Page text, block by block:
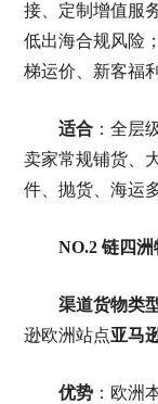
接、定制增值服
低出海合规风险
梯运价、新客福
适合：全层
卖家常规铺货、
件、抛货、海运
NO.2 链四洲
渠道货物类
逊欧洲站点亚马
优势：欧洲